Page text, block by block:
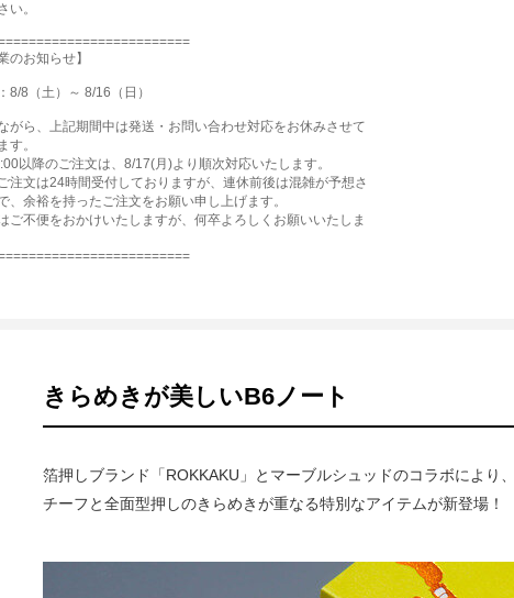
い。
のお知らせ】
8/8（土）～ 8/16（日）
がら、上記期間中は発送・お問い合わせ対応をお休みさせて
す。
以降のご注文は、8/17(月)より順次対応いたします。
注文は24時間受付しておりますが、連休前後は混雑が予想さ
、余裕を持ったご注文をお願い申し上げます。
ご不便をおかけいたしますが、何卒よろしくお願いいたしま
きらめきが美しいB6ノート
箔押しブランド「ROKKAKU」とマーブルシュッドのコラボにより
チーフと全面型押しのきらめきが重なる特別なアイテムが新登場！